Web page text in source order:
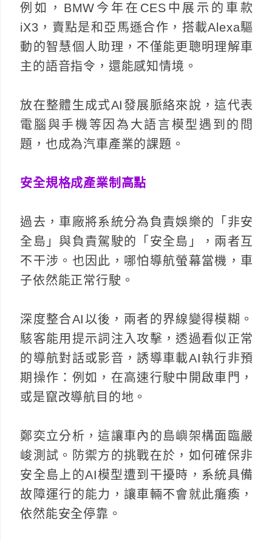
例如，BMW今年在CES中展示的車款
iX3，賣點是和亞馬遜合作，搭載Alexa驅
動的智慧個人助理，不僅能更聰明理解車
主的語音指令，還能感知情境。
放在整體生成式AI發展脈絡來說，這代表
電腦與手機等因為大語言模型遇到的問
題，也成為汽車產業的課題。
安全規格成產業制高點
過去，車廠將系統分為負責娛樂的「非安
全島」與負責駕駛的「安全島」，兩者互
不干涉。也因此，哪怕導航螢幕當機，車
子依然能正常行駛。
深度整合AI以後，兩者的界線變得模糊。
駭客能用提示詞注入攻擊，透過看似正常
的導航對話或影音，誘導車載AI執行非預
期操作：例如，在高速行駛中開啟車門，
或是竄改導航目的地。
鄭奕立分析，這讓車內的島嶼架構面臨嚴
峻測試。防禦方的挑戰在於，如何確保非
安全島上的AI模型遭到干擾時，系統具備
故障運行的能力，讓車輛不會就此癱瘓，
依然能安全停靠。